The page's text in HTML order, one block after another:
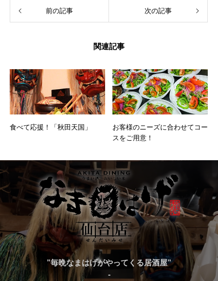
前の記事 次の記事
関連記事
食べて応援！「秋田天国」
お客様のニーズに合わせてコー
スをご用意！
”毎晩なまはげがやってくる居酒屋”
-